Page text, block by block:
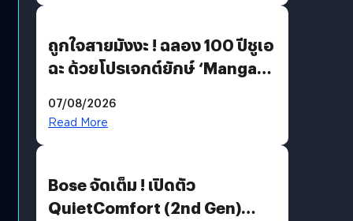
ถูกใจสายมังงะ ! ฉลอง 100 ปีชูเอ
ฉะ ด้วยโปรเจกต์ยักษ์ ‘Manga
มีภาษาไทยด้วย
07/08/2026
Read More
Bose จัดเต็ม ! เปิดตัว
QuietComfort (2nd Gen)